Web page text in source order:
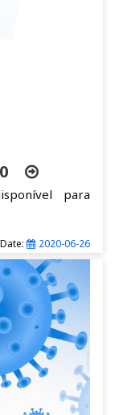
para
2020-06-26